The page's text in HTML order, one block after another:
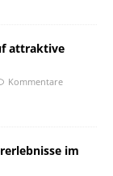
attraktive
Kommentare
im